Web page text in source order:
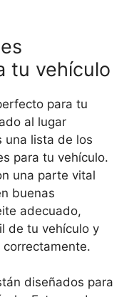
tu vehículo
para tu
al lugar
una lista de los
para tu vehículo.
una parte vital
buenas
adecuado,
de tu vehículo y
diseñados para